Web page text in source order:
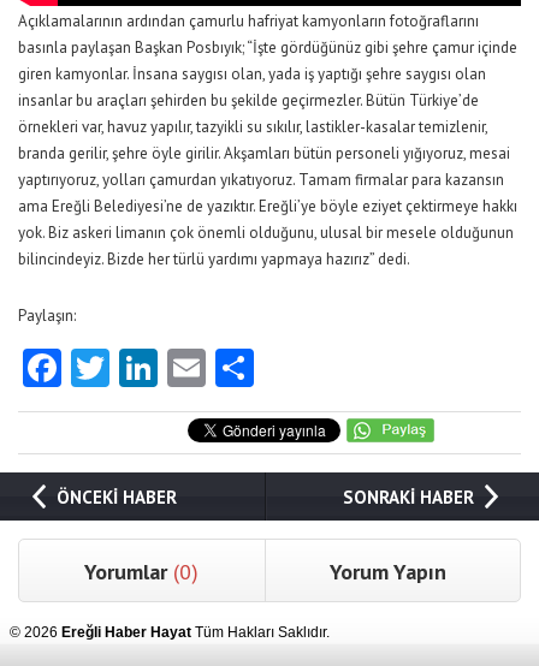
Açıklamalarının ardından çamurlu hafriyat kamyonların fotoğraflarını
basınla paylaşan Başkan Posbıyık; “İşte gördüğünüz gibi şehre çamur içinde
giren kamyonlar. İnsana saygısı olan, yada iş yaptığı şehre saygısı olan
insanlar bu araçları şehirden bu şekilde geçirmezler. Bütün Türkiye’de
örnekleri var, havuz yapılır, tazyikli su sıkılır, lastikler-kasalar temizlenir,
branda gerilir, şehre öyle girilir. Akşamları bütün personeli yığıyoruz, mesai
yaptırıyoruz, yolları çamurdan yıkatıyoruz. Tamam firmalar para kazansın
ama Ereğli Belediyesi’ne de yazıktır. Ereğli’ye böyle eziyet çektirmeye hakkı
yok. Biz askeri limanın çok önemli olduğunu, ulusal bir mesele olduğunun
bilincindeyiz. Bizde her türlü yardımı yapmaya hazırız” dedi.
Paylaşın:
Facebook
Twitter
LinkedIn
Email
ÖNCEKİ HABER SONRAKİ HABER
Yorumlar (0) Yorum Yapın
© 2026 Ereğli Haber Hayat Tüm Hakları Saklıdır.